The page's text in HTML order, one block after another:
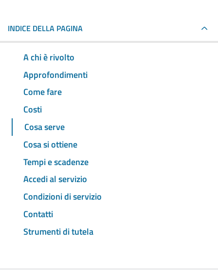
INDICE DELLA PAGINA
A chi è rivolto
Approfondimenti
Come fare
Costi
Cosa serve
Cosa si ottiene
Tempi e scadenze
Accedi al servizio
Condizioni di servizio
Contatti
Strumenti di tutela